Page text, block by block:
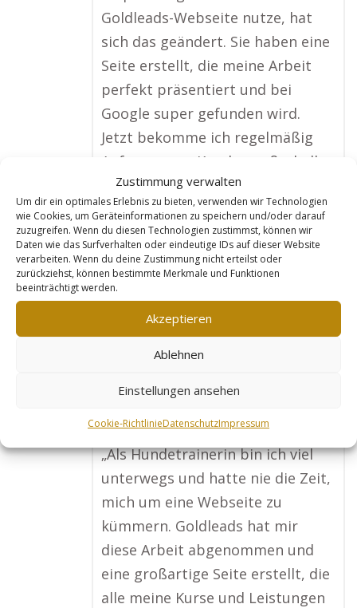
Zustimmung verwalten
Um dir ein optimales Erlebnis zu bieten, verwenden wir Technologien
wie Cookies, um Geräteinformationen zu speichern und/oder darauf
zuzugreifen. Wenn du diesen Technologien zustimmst, können wir
Daten wie das Surfverhalten oder eindeutige IDs auf dieser Website
verarbeiten. Wenn du deine Zustimmung nicht erteilst oder
zurückziehst, können bestimmte Merkmale und Funktionen
beeinträchtigt werden.
Akzeptieren
Ablehnen
Einstellungen ansehen
Cookie-RichtlinieDatenschutzImpressum
Goldleads-Webseite nutze, hat
sich das geändert. Sie haben eine
Seite erstellt, die meine Arbeit
perfekt präsentiert und bei
Google super gefunden wird.
Jetzt bekomme ich regelmäßig
Anfragen von Kunden außerhalb
meiner Region, die Maßmöbel
oder Spezialanfertigungen
suchen. Meine Auftragslage war
noch nie so gut wie jetzt!“
No tags for this post.
Mehr Infos
Lisa B., Hundetrainerinsucht in
„Als Hundetrainerin bin ich viel
unterwegs und hatte nie die Zeit,
mich um eine Webseite zu
kümmern. Goldleads hat mir
diese Arbeit abgenommen und
eine großartige Seite erstellt, die
alle meine Kurse und Leistungen